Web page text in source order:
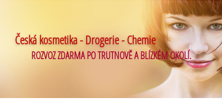
Česká kosmetika - Drogerie - Chemie
ROZVOZ ZDARMA PO TRUTNOVĚ A BLÍZKÉM OKOLÍ.